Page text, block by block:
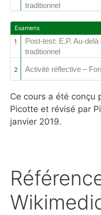
traditionnel
Examens
1
Post-test: E.P. Au-delà
traditionnel
2 Activité réflective –
Ce cours a été conçu
Picotte et révisé par
janvier 2019.